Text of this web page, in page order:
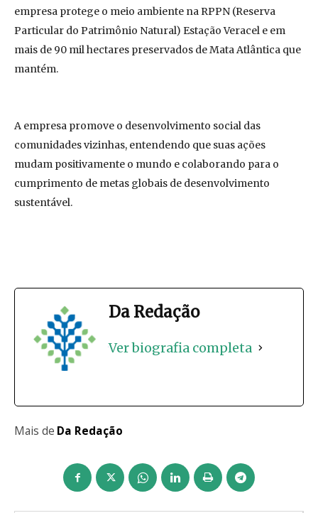
empresa protege o meio ambiente na RPPN (Reserva
Particular do Patrimônio Natural) Estação Veracel e em
mais de 90 mil hectares preservados de Mata Atlântica que
mantém.
A empresa promove o desenvolvimento social das
comunidades vizinhas, entendendo que suas ações
mudam positivamente o mundo e colaborando para o
cumprimento de metas globais de desenvolvimento
sustentável.
Da Redação
Ver biografia completa
Mais de Da Redação